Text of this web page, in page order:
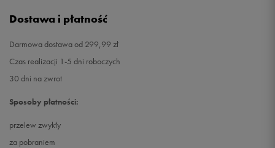
Dostawa i płatność
Darmowa dostawa od 299,99 zł
Czas realizacji 1-5 dni roboczych
30 dni na zwrot
Sposoby płatności:
przelew zwykły
za pobraniem